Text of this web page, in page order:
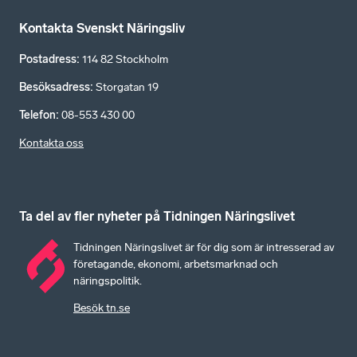
Kontakta Svenskt Näringsliv
Postadress: 114 82 Stockholm
Besöksadress: Storgatan 19
Telefon: 08-553 430 00
Kontakta oss
Ta del av fler nyheter på Tidningen Näringslivet
Tidningen Näringslivet är för dig som är intresserad av
företagande, ekonomi, arbetsmarknad och
näringspolitik.
Besök tn.se